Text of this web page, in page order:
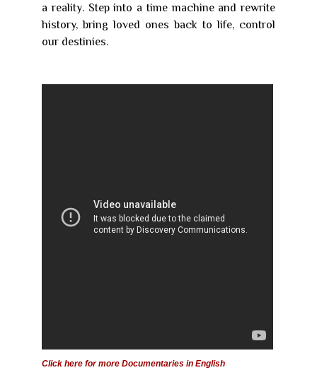
a reality. Step into a time machine and rewrite
history, bring loved ones back to life, control
our destinies.
Click here for more Documentaries in English